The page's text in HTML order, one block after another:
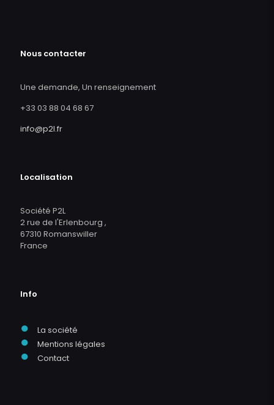
Nous contacter
Une demande, Un renseignement
+33 03 88 04 68 67
info@p2l.fr
Localisation
Société P2L
2 rue de l'Erlenbourg ,
67310 Romanswiller
France
Info
● La société
● Mentions légales
● Contact